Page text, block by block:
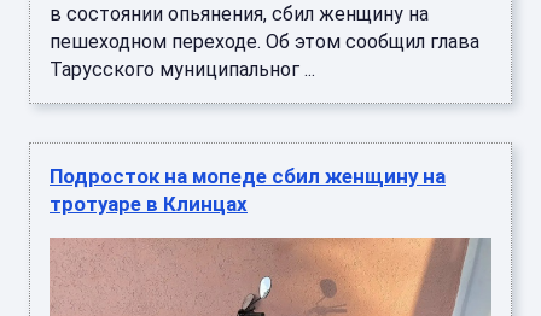
в состоянии опьянения, сбил женщину на
пешеходном переходе. Об этом сообщил глава
Тарусского муниципальног ...
Подросток на мопеде сбил женщину на
тротуаре в Клинцах